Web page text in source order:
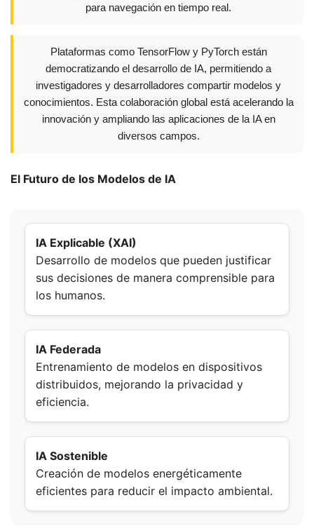
para navegación en tiempo real.
Plataformas como TensorFlow y PyTorch están
democratizando el desarrollo de IA, permitiendo a
investigadores y desarrolladores compartir modelos y
conocimientos. Esta colaboración global está acelerando la
innovación y ampliando las aplicaciones de la IA en
diversos campos.
El Futuro de los Modelos de IA
IA Explicable (XAI)
Desarrollo de modelos que pueden justificar
sus decisiones de manera comprensible para
los humanos.
IA Federada
Entrenamiento de modelos en dispositivos
distribuidos, mejorando la privacidad y
eficiencia.
IA Sostenible
Creación de modelos energéticamente
eficientes para reducir el impacto ambiental.